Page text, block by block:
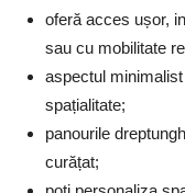
oferă acces ușor,
sau cu mobilitate
aspectul
spațialitate;
panourile
curățat;